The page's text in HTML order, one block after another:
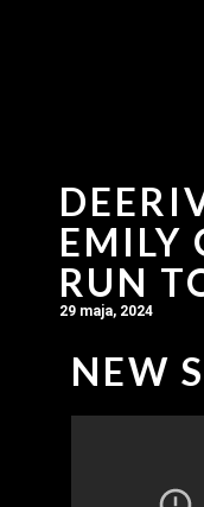
EMILY
RUN
29 maja, 2024
NEW